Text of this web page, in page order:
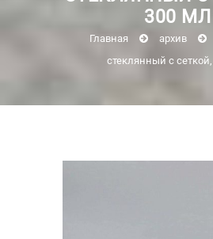
300 МЛ
Главная архив
стеклянный с